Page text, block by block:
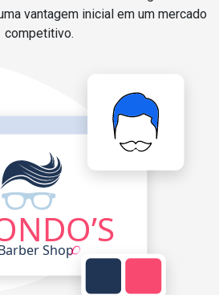
vantagem inicial em um mercado
competitivo.